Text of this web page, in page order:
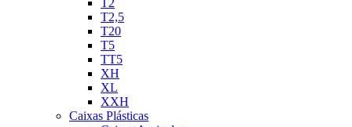
T2
T2,5
T20
T5
TT5
XH
XL
XXH
Caixas Plásticas